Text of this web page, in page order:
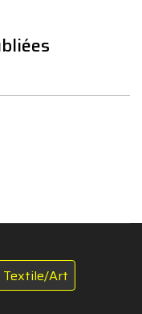
Textile/Art